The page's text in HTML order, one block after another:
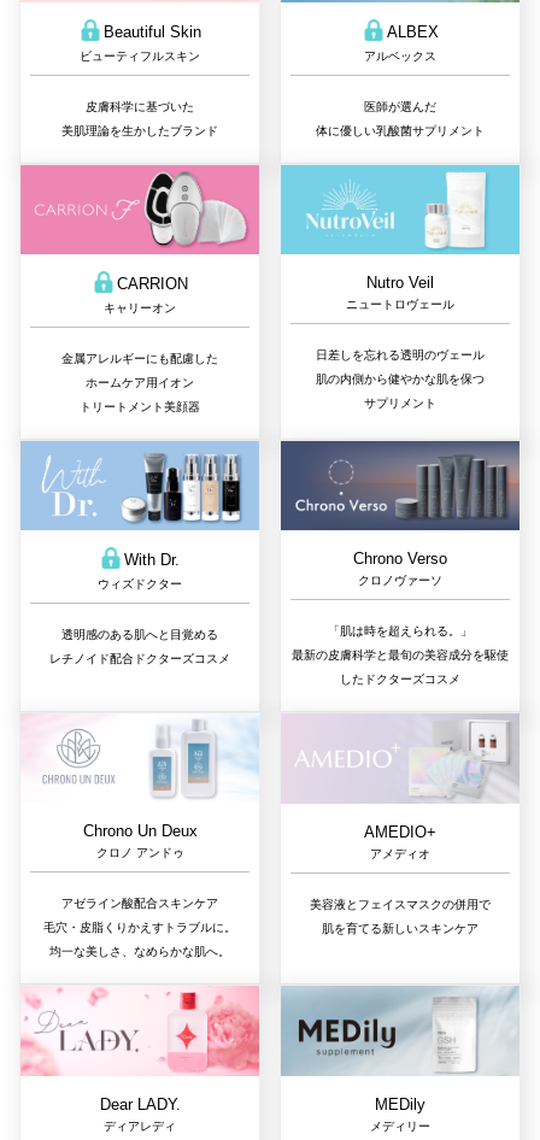
Beautiful Skin
ビューティフルスキン
皮膚科学に基づいた
美肌理論を生かしたブランド
ALBEX
アルベックス
医師が選んだ
体に優しい乳酸菌サプリメント
CARRION
キャリーオン
金属アレルギーにも配慮した
ホームケア用イオン
トリートメント美顔器
Nutro Veil
ニュートロヴェール
日差しを忘れる透明のヴェール
肌の内側から健やかな肌を保つ
サプリメント
With Dr.
ウィズドクター
透明感のある肌へと目覚める
レチノイド配合ドクターズコスメ
Chrono Verso
クロノヴァーソ
「肌は時を超えられる。」
最新の皮膚科学と最旬の美容成分を駆使
したドクターズコスメ
Chrono Un Deux
クロノ アンドゥ
アゼライン酸配合スキンケア
毛穴・皮脂くりかえすトラブルに。
均一な美しさ、なめらかな肌へ。
AMEDIO+
アメディオ
美容液とフェイスマスクの併用で
肌を育てる新しいスキンケア
Dear LADY.
ディアレディ
MEDily
メディリー